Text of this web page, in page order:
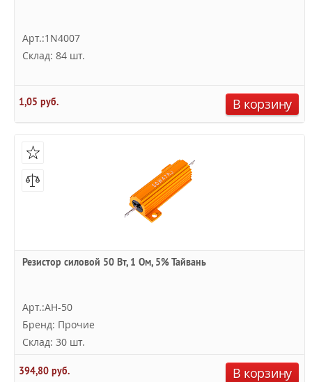
Арт.:1N4007
Склад: 84 шт.
1,05 руб. В корзину
Резистор силовой 50 Вт, 1 Ом, 5% Тайвань
Арт.:AH-50
Бренд: Прочие
Склад: 30 шт.
394,80 руб. В корзину